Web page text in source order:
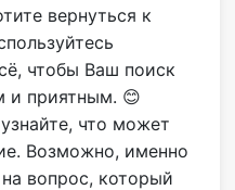
вернуться к
чтобы Ваш поиск
и приятным. 😊
что может
Возможно, именно
вопрос, который